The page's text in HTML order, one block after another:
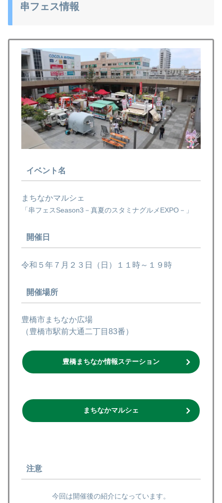
串フェス情報
イベント名
まちなかマルシェ
「串フェスSeason3－真夏のスタミナグルメEXPO－」
開催日
令和５年７月２３日（日）１１時～１９時
開催場所
豊橋市まちなか広場
（豊橋市駅前大通二丁目83番）
豊橋まちなか情報ステーション
まちなかマルシェ
注意
今回は開催後の紹介になっています。